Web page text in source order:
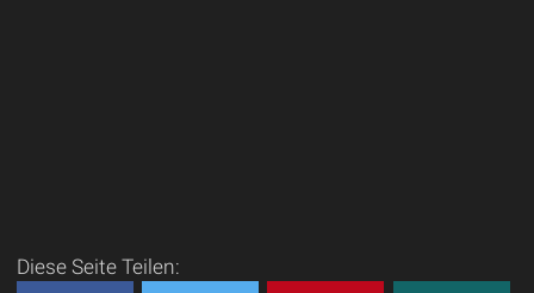
Diese Seite Teilen: